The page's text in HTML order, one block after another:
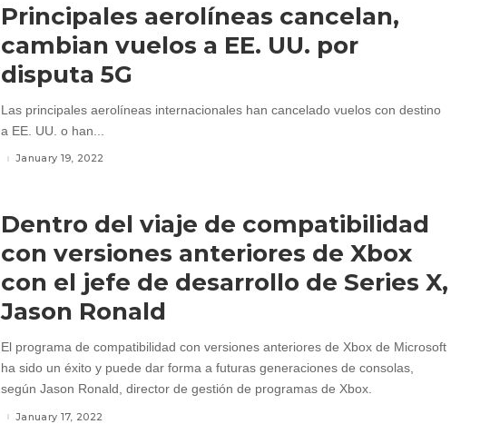
Principales aerolíneas cancelan,
cambian vuelos a EE. UU. por
disputa 5G
Las principales aerolíneas internacionales han cancelado vuelos con destino
a EE. UU. o han...
January 19, 2022
Dentro del viaje de compatibilidad
con versiones anteriores de Xbox
con el jefe de desarrollo de Series X,
Jason Ronald
El programa de compatibilidad con versiones anteriores de Xbox de Microsoft
ha sido un éxito y puede dar forma a futuras generaciones de consolas,
según Jason Ronald, director de gestión de programas de Xbox.
January 17, 2022